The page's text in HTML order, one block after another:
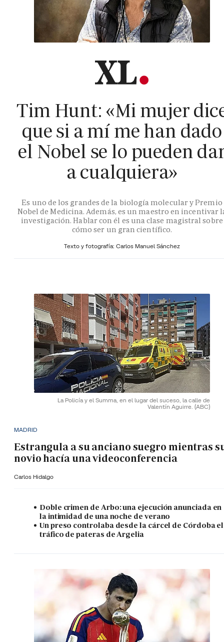
Tim Hunt: «Mi mujer
que si a mí me han dado
el Nobel se lo pueden
a cualquiera»
Es uno de los grandes de la biología molecular y Premio
Nobel de Medicina. Además, es un maestro en incentivar
investigación. Hablar con él es una clase magistral sobre
cómo ser un gran científico.
Texto y fotografía: Carlos Manuel Sánchez
La Policía y el Summa, en el lugar del suceso, la calle de
Valentín Aguirre. (ABC)
MADRID
Estrangula a su anciano suegro mientras
novio hacía una videoconferencia
Carlos Hidalgo
Doble crimen de Arbo: una ejecución anunciada en
la intimidad de una noche de verano
Un preso controlaba desde la cárcel de Córdoba el
tráfico de pateras de Argelia